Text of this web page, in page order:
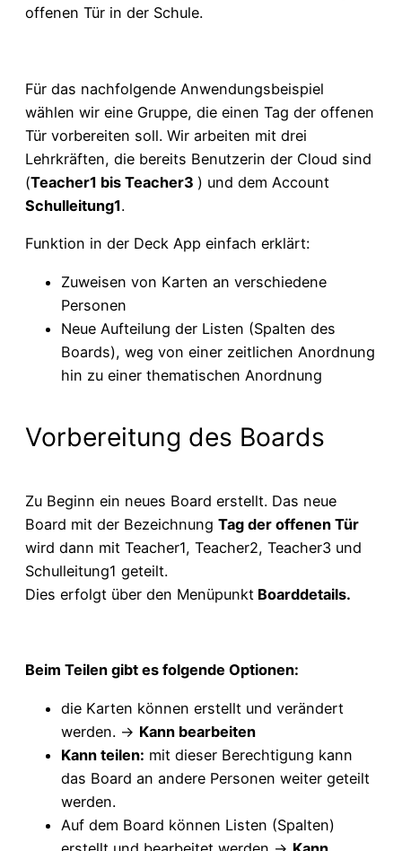
offenen Tür in der Schule.
Für das nachfolgende Anwendungsbeispiel
wählen wir eine Gruppe, die einen Tag der offenen
Tür vorbereiten soll. Wir arbeiten mit drei
Lehrkräften, die bereits Benutzerin der Cloud sind
(Teacher1 bis Teacher3 ) und dem Account
Schulleitung1.
Funktion in der Deck App einfach erklärt:
Zuweisen von Karten an verschiedene
Personen
Neue Aufteilung der Listen (Spalten des
Boards), weg von einer zeitlichen Anordnung
hin zu einer thematischen Anordnung
Vorbereitung des Boards
Zu Beginn ein neues Board erstellt. Das neue
Board mit der Bezeichnung Tag der offenen Tür
wird dann mit Teacher1, Teacher2, Teacher3 und
Schulleitung1 geteilt.
Dies erfolgt über den Menüpunkt Boarddetails.
Beim Teilen gibt es folgende Optionen:
die Karten können erstellt und verändert
werden. -> Kann bearbeiten
Kann teilen: mit dieser Berechtigung kann
das Board an andere Personen weiter geteilt
werden.
Auf dem Board können Listen (Spalten)